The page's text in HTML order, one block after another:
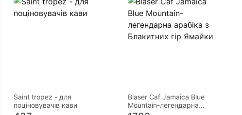
Saint tropez - для
поціновувачів кави
Blaser Caf Jamaica Blue
Mountain-легендарна
арабіка з Блакитних гір